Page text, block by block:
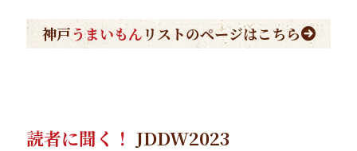
神戸うまいもんリストのページはこちら
読者に聞く！ JDDW2023